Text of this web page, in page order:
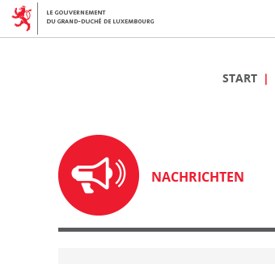
START
NACHRICHTEN